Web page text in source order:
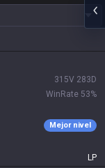
315V 283 D
WinRate 53%
Mejor nivel
LP